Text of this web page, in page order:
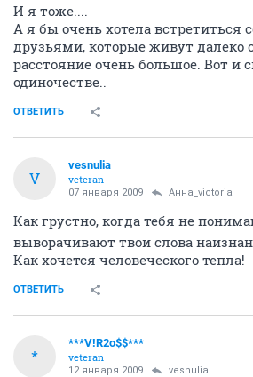
И я тоже....
А я бы очень хотела встретиться
друзьями, которые живут далеко
расстояние очень большое. Вот и
одиночестве..
ОТВЕТИТЬ
V
vesnulia
veteran
07 января 2009 Анна_victoria
Как грустно, когда тебя не
выворачивают твои слова
Как хочется человеческого тепла!
ОТВЕТИТЬ
*
***V!R2o$$***
veteran
12 января 2009 vesnulia